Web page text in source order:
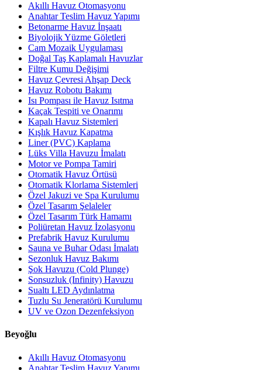
Akıllı Havuz Otomasyonu
Anahtar Teslim Havuz Yapımı
Betonarme Havuz İnşaatı
Biyolojik Yüzme Göletleri
Cam Mozaik Uygulaması
Doğal Taş Kaplamalı Havuzlar
Filtre Kumu Değişimi
Havuz Çevresi Ahşap Deck
Havuz Robotu Bakımı
Isı Pompası ile Havuz Isıtma
Kaçak Tespiti ve Onarımı
Kapalı Havuz Sistemleri
Kışlık Havuz Kapatma
Liner (PVC) Kaplama
Lüks Villa Havuzu İmalatı
Motor ve Pompa Tamiri
Otomatik Havuz Örtüsü
Otomatik Klorlama Sistemleri
Özel Jakuzi ve Spa Kurulumu
Özel Tasarım Şelaleler
Özel Tasarım Türk Hamamı
Poliüretan Havuz İzolasyonu
Prefabrik Havuz Kurulumu
Sauna ve Buhar Odası İmalatı
Sezonluk Havuz Bakımı
Şok Havuzu (Cold Plunge)
Sonsuzluk (Infinity) Havuzu
Sualtı LED Aydınlatma
Tuzlu Su Jeneratörü Kurulumu
UV ve Ozon Dezenfeksiyon
Beyoğlu
Akıllı Havuz Otomasyonu
Anahtar Teslim Havuz Yapımı